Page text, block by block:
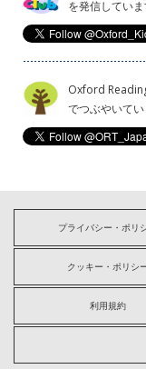
を発信していま
Oxford
でつぶやいてい
プライバシー・ポリ
クッキー・ポリシ
利用規約